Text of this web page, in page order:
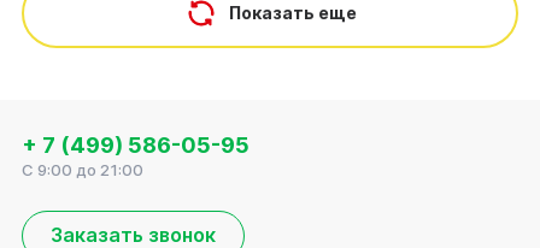
Показать еще
+ 7 (499) 586-05-95
C 9:00 до 21:00
Заказать звонок